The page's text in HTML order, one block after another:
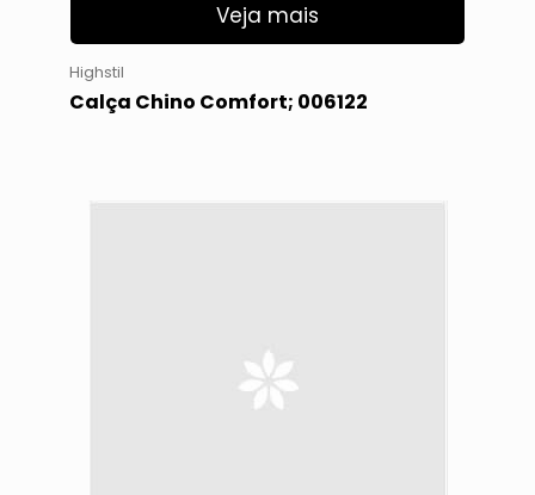
Veja mais
Highstil
Calça Chino Comfort; 006122